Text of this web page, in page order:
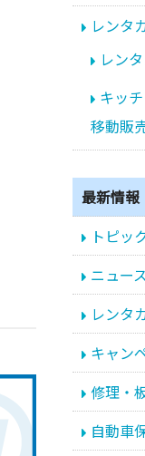
レンタ
レン
キッ
移動販
最新情報
トピッ
ニュー
レンタ
キャン
修理・
自動車